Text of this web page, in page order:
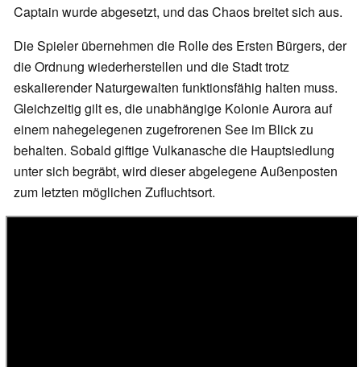
Captain wurde abgesetzt, und das Chaos breitet sich aus.
Die Spieler übernehmen die Rolle des Ersten Bürgers, der
die Ordnung wiederherstellen und die Stadt trotz
eskalierender Naturgewalten funktionsfähig halten muss.
Gleichzeitig gilt es, die unabhängige Kolonie Aurora auf
einem nahegelegenen zugefrorenen See im Blick zu
behalten. Sobald giftige Vulkanasche die Hauptsiedlung
unter sich begräbt, wird dieser abgelegene Außenposten
zum letzten möglichen Zufluchtsort.